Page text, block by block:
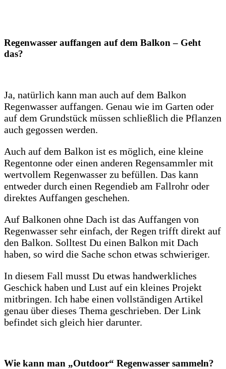
Regenwasser auffangen auf dem Balkon – Geht
das?
Ja, natürlich kann man auch auf dem Balkon
Regenwasser auffangen. Genau wie im Garten oder
auf dem Grundstück müssen schließlich die Pflanzen
auch gegossen werden.
Auch auf dem Balkon ist es möglich, eine kleine
Regentonne oder einen anderen Regensammler mit
wertvollem Regenwasser zu befüllen. Das kann
entweder durch einen Regendieb am Fallrohr oder
direktes Auffangen geschehen.
Auf Balkonen ohne Dach ist das Auffangen von
Regenwasser sehr einfach, der Regen trifft direkt auf
den Balkon. Solltest Du einen Balkon mit Dach
haben, so wird die Sache schon etwas schwieriger.
In diesem Fall musst Du etwas handwerkliches
Geschick haben und Lust auf ein kleines Projekt
mitbringen. Ich habe einen vollständigen Artikel
genau über dieses Thema geschrieben. Der Link
befindet sich gleich hier darunter.
Wie kann man „Outdoor“ Regenwasser sammeln?